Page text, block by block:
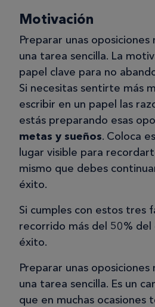
Motivación
Preparar unas
una tarea sencilla. La
papel clave para no
Si necesitas sentirte más
escribir en un papel las
estás preparando esas
metas y sueños. Coloca
lugar visible para
mismo que debes
éxito.
Si cumples con estos tres
recorrido más del 50% del
éxito.
Preparar unas
una tarea sencilla. Es un
que en muchas ocasiones